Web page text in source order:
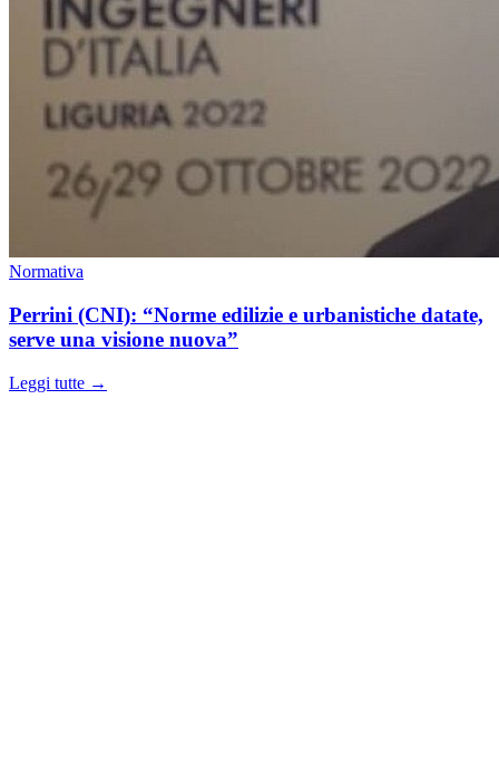
Normativa
Perrini (CNI): “Norme edilizie e urbanistiche datate,
serve una visione nuova”
Leggi tutte →